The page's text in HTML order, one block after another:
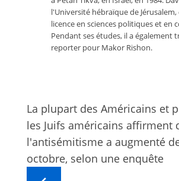
l'Université hébraïque de
licence en sciences politiques et en
Pendant ses études, il a également
reporter pour Makor Rishon.
La plupart des Américains et
les Juifs américains affirment
l'antisémitisme a augmenté
octobre, selon une enquête